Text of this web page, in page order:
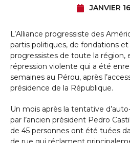
JANVIER
L’Alliance progressiste des
partis politiques, de fondations et
progressistes de toute la région,
répression violente qui a été
semaines au Pérou, après
présidence de la République.
Un mois après la tentative
par l’ancien président Pedro
de 45 personnes ont été tuées